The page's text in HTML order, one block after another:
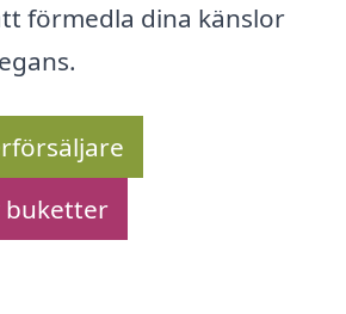
förmedla dina känslor
buketter